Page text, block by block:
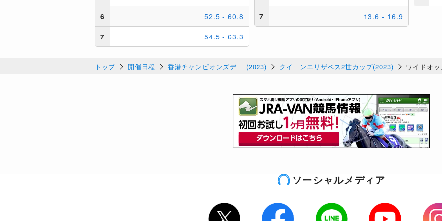
トップ 開催日程 香港チャンピオンズデー (2023) クイーンエリザベス2世カップ(2023) ワイドオ
ソーシャルメディア